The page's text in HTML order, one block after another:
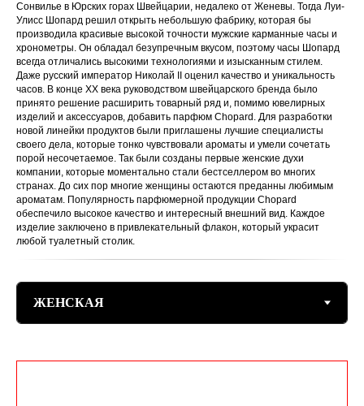
Сонвилье в Юрских горах Швейцарии, недалеко от Женевы. Тогда Луи-
Улисс Шопард решил открыть небольшую фабрику, которая бы
производила красивые высокой точности мужские карманные часы и
хронометры. Он обладал безупречным вкусом, поэтому часы Шопард
всегда отличались высокими технологиями и изысканным стилем.
Даже русский император Николай II оценил качество и уникальность
часов. В конце XX века руководством швейцарского бренда было
принято решение расширить товарный ряд и, помимо ювелирных
изделий и аксессуаров, добавить парфюм Chopard. Для разработки
новой линейки продуктов были приглашены лучшие специалисты
своего дела, которые тонко чувствовали ароматы и умели сочетать
порой несочетаемое. Так были созданы первые женские духи
компании, которые моментально стали бестселлером во многих
странах. До сих пор многие женщины остаются преданны любимым
ароматам. Популярность парфюмерной продукции Chopard
обеспечило высокое качество и интересный внешний вид. Каждое
изделие заключено в привлекательный флакон, который украсит
любой туалетный столик.